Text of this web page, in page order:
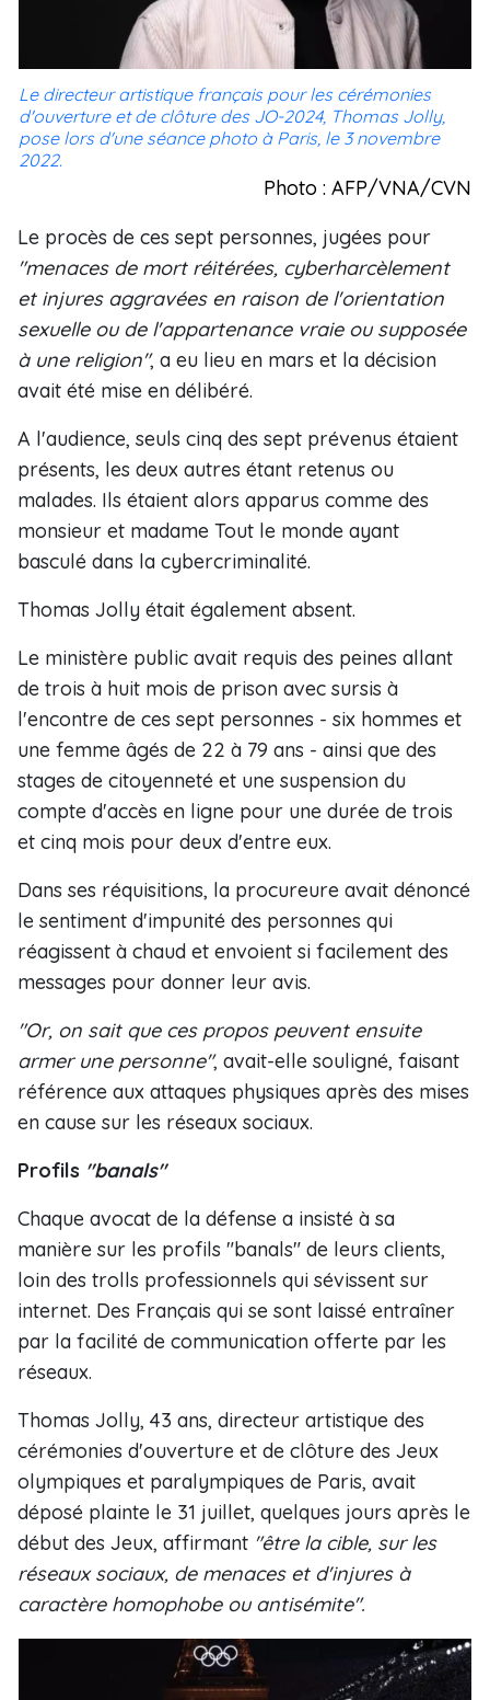
Le directeur artistique français pour les cérémonies
d'ouverture et de clôture des JO-2024, Thomas Jolly,
pose lors d'une séance photo à Paris, le 3 novembre
2022.
Photo : AFP/VNA/CVN
Le procès de ces sept personnes, jugées pour
"menaces de mort réitérées, cyberharcèlement
et injures aggravées en raison de l'orientation
sexuelle ou de l'appartenance vraie ou supposée
à une religion", a eu lieu en mars et la décision
avait été mise en délibéré.
A l'audience, seuls cinq des sept prévenus étaient
présents, les deux autres étant retenus ou
malades. Ils étaient alors apparus comme des
monsieur et madame Tout le monde ayant
basculé dans la cybercriminalité.
Thomas Jolly était également absent.
Le ministère public avait requis des peines allant
de trois à huit mois de prison avec sursis à
l'encontre de ces sept personnes - six hommes et
une femme âgés de 22 à 79 ans - ainsi que des
stages de citoyenneté et une suspension du
compte d'accès en ligne pour une durée de trois
et cinq mois pour deux d'entre eux.
Dans ses réquisitions, la procureure avait dénoncé
le sentiment d'impunité des personnes qui
réagissent à chaud et envoient si facilement des
messages pour donner leur avis.
"Or, on sait que ces propos peuvent ensuite
armer une personne", avait-elle souligné, faisant
référence aux attaques physiques après des mises
en cause sur les réseaux sociaux.
Profils "banals"
Chaque avocat de la défense a insisté à sa
manière sur les profils "banals" de leurs clients,
loin des trolls professionnels qui sévissent sur
internet. Des Français qui se sont laissé entraîner
par la facilité de communication offerte par les
réseaux.
Thomas Jolly, 43 ans, directeur artistique des
cérémonies d'ouverture et de clôture des Jeux
olympiques et paralympiques de Paris, avait
déposé plainte le 31 juillet, quelques jours après le
début des Jeux, affirmant "être la cible, sur les
réseaux sociaux, de menaces et d'injures à
caractère homophobe ou antisémite".